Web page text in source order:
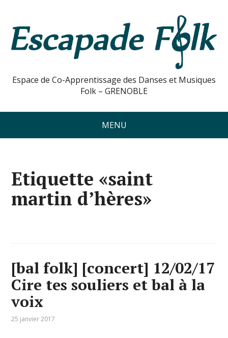
Espace de Co-Apprentissage des Danses et Musiques
Folk – GRENOBLE
MENU
Etiquette «saint
martin d’hères»
[bal folk] [concert] 12/02/17
Cire tes souliers et bal à la
voix
25 janvier 2017